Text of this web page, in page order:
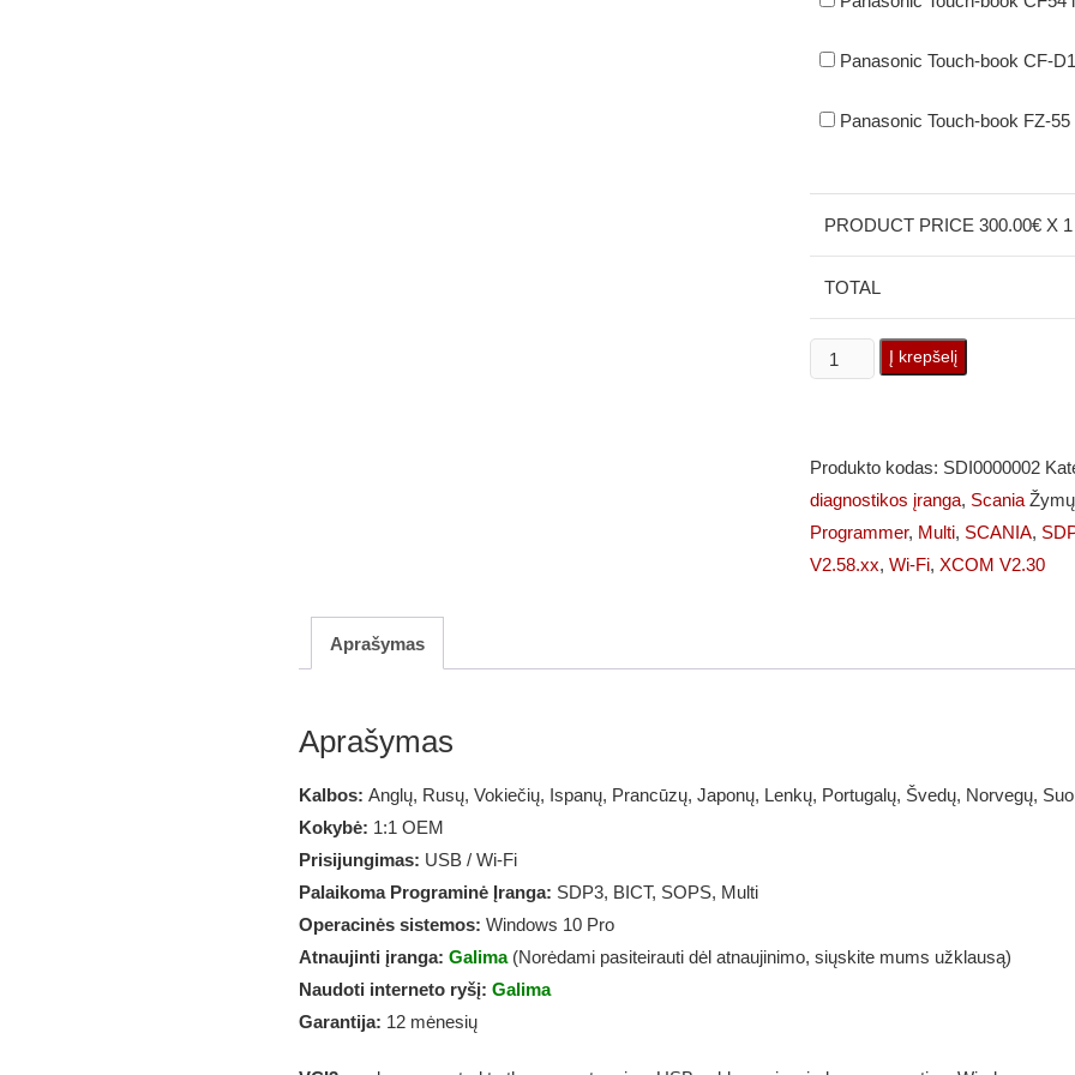
Panasonic Touch-book CF-
Panasonic Touch-book FZ-
PRODUCT PRICE 300.00€ X 1
TOTAL
produkto
kiekis:
Įranga
(SDP3)
Į krepšelį
Produkto kodas: SDI0000002
diagnostikos įranga, Scania
Programmer, Multi, SCANIA,
V2.58.xx, Wi-Fi, XCOM V2.30
Aprašymas
Aprašymas
Kalbos: Anglų, Rusų, Vokiečių, Ispanų, Prancūzų, Japonų, Lenkų, Portugalų, Švedų, Norvegų,
Kokybė: 1:1 OEM
Prisijungimas: USB / Wi-Fi
Palaikoma Programinė Įranga: SDP3, BICT, SOPS, Multi
Operacinės sistemos: Windows 10 Pro
Atnaujinti įranga: Galima (Norėdami pasiteirauti dėl atnaujinimo, siųskite mums užklausą)
Naudoti interneto ryšį: Galima
Garantija: 12 mėnesių